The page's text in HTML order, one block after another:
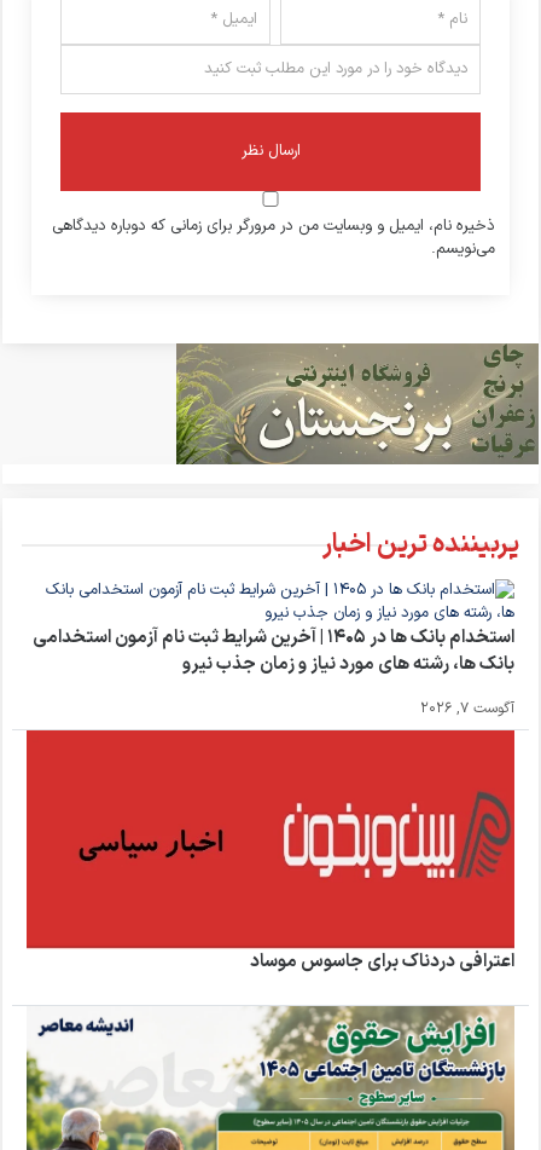
ذخیره نام، ایمیل و وبسایت من در مرورگر برای زمانی که دوباره دیدگاهی
می‌نویسم.
پربیننده ترین اخبار
استخدام بانک ها در ۱۴۰۵ | آخرین شرایط ثبت نام آزمون استخدامی
بانک ها، رشته های مورد نیاز و زمان جذب نیرو
آگوست 7, 2026
اعترافی دردناک برای جاسوس موساد